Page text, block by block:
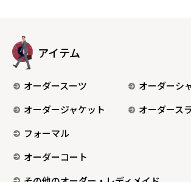
アイテム
オーダースーツ
オーダーシ
オーダージャケット
オーダース
フォーマル
オーダーコート